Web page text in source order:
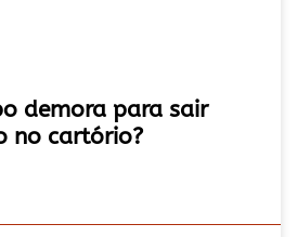
demora para sair
no cartório?